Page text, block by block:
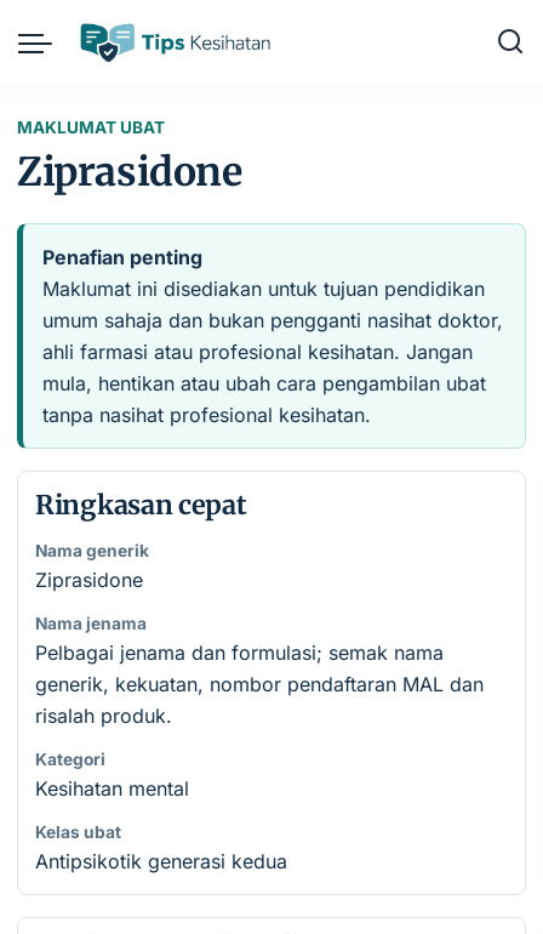
MAKLUMAT UBAT
Ziprasidone
Penafian penting
Maklumat ini disediakan untuk tujuan pendidikan
umum sahaja dan bukan pengganti nasihat doktor,
ahli farmasi atau profesional kesihatan. Jangan
mula, hentikan atau ubah cara pengambilan ubat
tanpa nasihat profesional kesihatan.
Ringkasan cepat
Nama generik
Ziprasidone
Nama jenama
Pelbagai jenama dan formulasi; semak nama
generik, kekuatan, nombor pendaftaran MAL dan
risalah produk.
Kategori
Kesihatan mental
Kelas ubat
Antipsikotik generasi kedua